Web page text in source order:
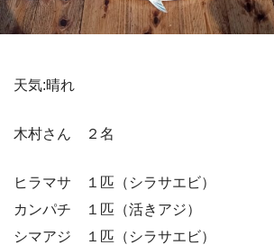
天気:晴れ
木村さん ２名
ヒラマサ １匹（シラサエビ）
カンパチ １匹（活きアジ）
シマアジ １匹（シラサエビ）